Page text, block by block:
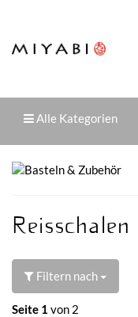
Alle Kategorien
Reisschalen
Filtern nach
Seite 1 von 2